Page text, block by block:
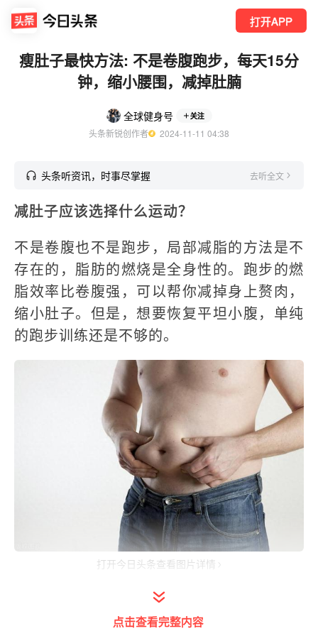
打开APP
瘦肚子最快方法: 不是卷腹跑步，每天15分
钟，缩小腰围，减掉肚腩
全球健身号 关注
头条新锐创作者
  2024-11-11 04:38
头条听资讯，时事尽掌握 去听全文
减肚子应该选择什么运动？
不是卷腹也不是跑步，局部减脂的方法是不
存在的，脂肪的燃烧是全身性的。跑步的燃
脂效率比卷腹强，可以帮你减掉身上赘肉，
缩小肚子。但是，想要恢复平坦小腹，单纯
的跑步训练还是不够的。
打开今日头条查看图片详情
很多人发现，腹部脂肪作为比较顽固的存
在，跑步可以缩小腰围，但是无法恢复紧实
点击查看完整内容